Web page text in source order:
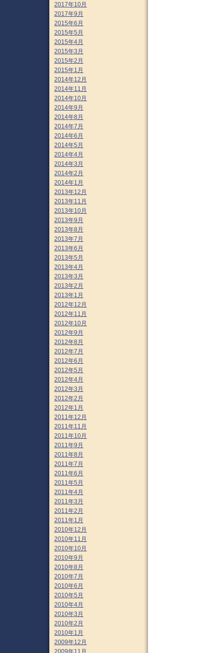
2017年10月
2017年9月
2015年6月
2015年5月
2015年4月
2015年3月
2015年2月
2015年1月
2014年12月
2014年11月
2014年10月
2014年9月
2014年8月
2014年7月
2014年6月
2014年5月
2014年4月
2014年3月
2014年2月
2014年1月
2013年12月
2013年11月
2013年10月
2013年9月
2013年8月
2013年7月
2013年6月
2013年5月
2013年4月
2013年3月
2013年2月
2013年1月
2012年12月
2012年11月
2012年10月
2012年9月
2012年8月
2012年7月
2012年6月
2012年5月
2012年4月
2012年3月
2012年2月
2012年1月
2011年12月
2011年11月
2011年10月
2011年9月
2011年8月
2011年7月
2011年6月
2011年5月
2011年4月
2011年3月
2011年2月
2011年1月
2010年12月
2010年11月
2010年10月
2010年9月
2010年8月
2010年7月
2010年6月
2010年5月
2010年4月
2010年3月
2010年2月
2010年1月
2009年12月
2009年11月